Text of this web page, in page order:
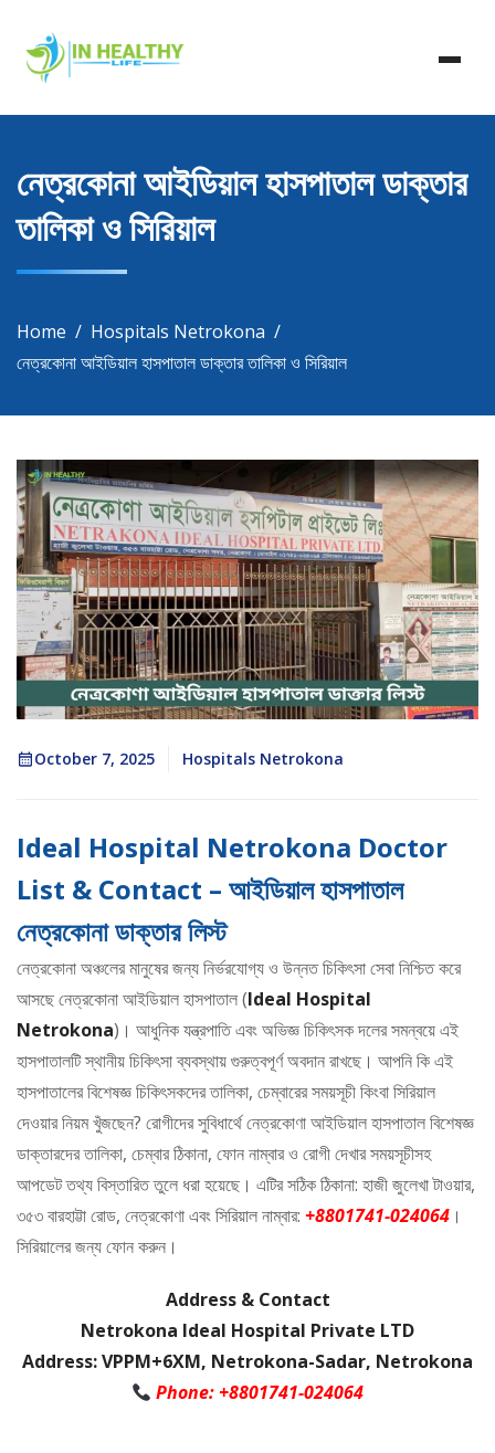
content
In Healthy Life
In Healthy Life, Healthy Life, Health Life, Doctor List,
Doctor Listing
নেত্রকোনা আইডিয়াল হাসপাতাল ডাক্তার
তালিকা ও সিরিয়াল
Home
Hospitals Netrokona
নেত্রকোনা আইডিয়াল হাসপাতাল ডাক্তার তালিকা ও সিরিয়াল
October 7, 2025 Hospitals Netrokona
Ideal Hospital Netrokona Doctor
List & Contact – আইডিয়াল হাসপাতাল
নেত্রকোনা ডাক্তার লিস্ট
নেত্রকোনা অঞ্চলের মানুষের জন্য নির্ভরযোগ্য ও উন্নত চিকিৎসা সেবা নিশ্চিত করে
আসছে নেত্রকোনা আইডিয়াল হাসপাতাল (Ideal Hospital
Netrokona)। আধুনিক যন্ত্রপাতি এবং অভিজ্ঞ চিকিৎসক দলের সমন্বয়ে এই
হাসপাতালটি স্থানীয় চিকিৎসা ব্যবস্থায় গুরুত্বপূর্ণ অবদান রাখছে। আপনি কি এই
হাসপাতালের বিশেষজ্ঞ চিকিৎসকদের তালিকা, চেম্বারের সময়সূচী কিংবা সিরিয়াল
দেওয়ার নিয়ম খুঁজছেন? রোগীদের সুবিধার্থে নেত্রকোণা আইডিয়াল হাসপাতাল বিশেষজ্ঞ
ডাক্তারদের তালিকা, চেম্বার ঠিকানা, ফোন নাম্বার ও রোগী দেখার সময়সূচীসহ
আপডেট তথ্য বিস্তারিত তুলে ধরা হয়েছে। এটির সঠিক ঠিকানা: হাজী জুলেখা টাওয়ার,
৩৫৩ বারহাট্টা রোড, নেত্রকোণা এবং সিরিয়াল নাম্বার: +8801741-024064 ।
সিরিয়ালের জন্য ফোন করুন।
Address & Contact
Netrokona Ideal Hospital Private LTD
Address: VPPM+6XM, Netrokona-Sadar, Netrokona
Phone: +8801741-024064